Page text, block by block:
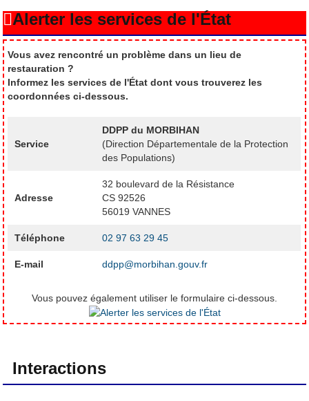
Alerter les services de l'État
Vous avez rencontré un problème dans un lieu de
restauration ?
Informez les services de l'État dont vous trouverez les
coordonnées ci-dessous.
Service
DDPP du MORBIHAN
(Direction Départementale de la Protection
des Populations)
Adresse
32 boulevard de la Résistance
CS 92526
56019 VANNES
Téléphone 02 97 63 29 45
E-mail ddpp@morbihan.gouv.fr
Vous pouvez également utiliser le formulaire ci-dessous.
Interactions